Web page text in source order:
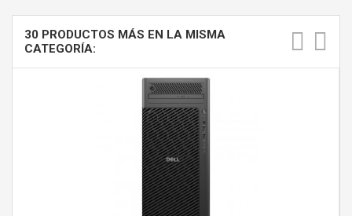
30 PRODUCTOS MÁS EN LA MISMA
CATEGORÍA: